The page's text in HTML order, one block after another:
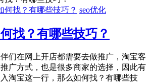
seo优化
找？有哪些技巧？
在网上开店都需要去做推广，淘宝客
广方式，也是很多商家的选择，因此有
淘宝这一行，那么如何找？有哪些技